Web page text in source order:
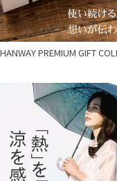
HANWAY PREMIUM GIFT